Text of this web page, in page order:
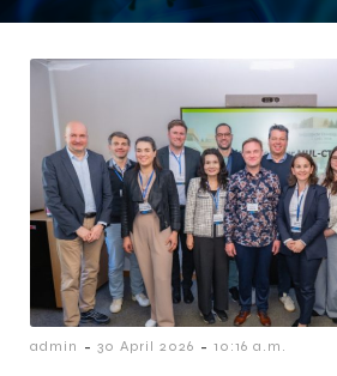
admin - 30 April 2026 - 10:16 a.m.